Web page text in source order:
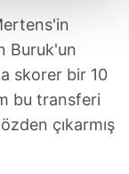
vermedikleri
İnternet
çerezler
Buruk'un
skorer bir 10
bu transferi
çıkarmış